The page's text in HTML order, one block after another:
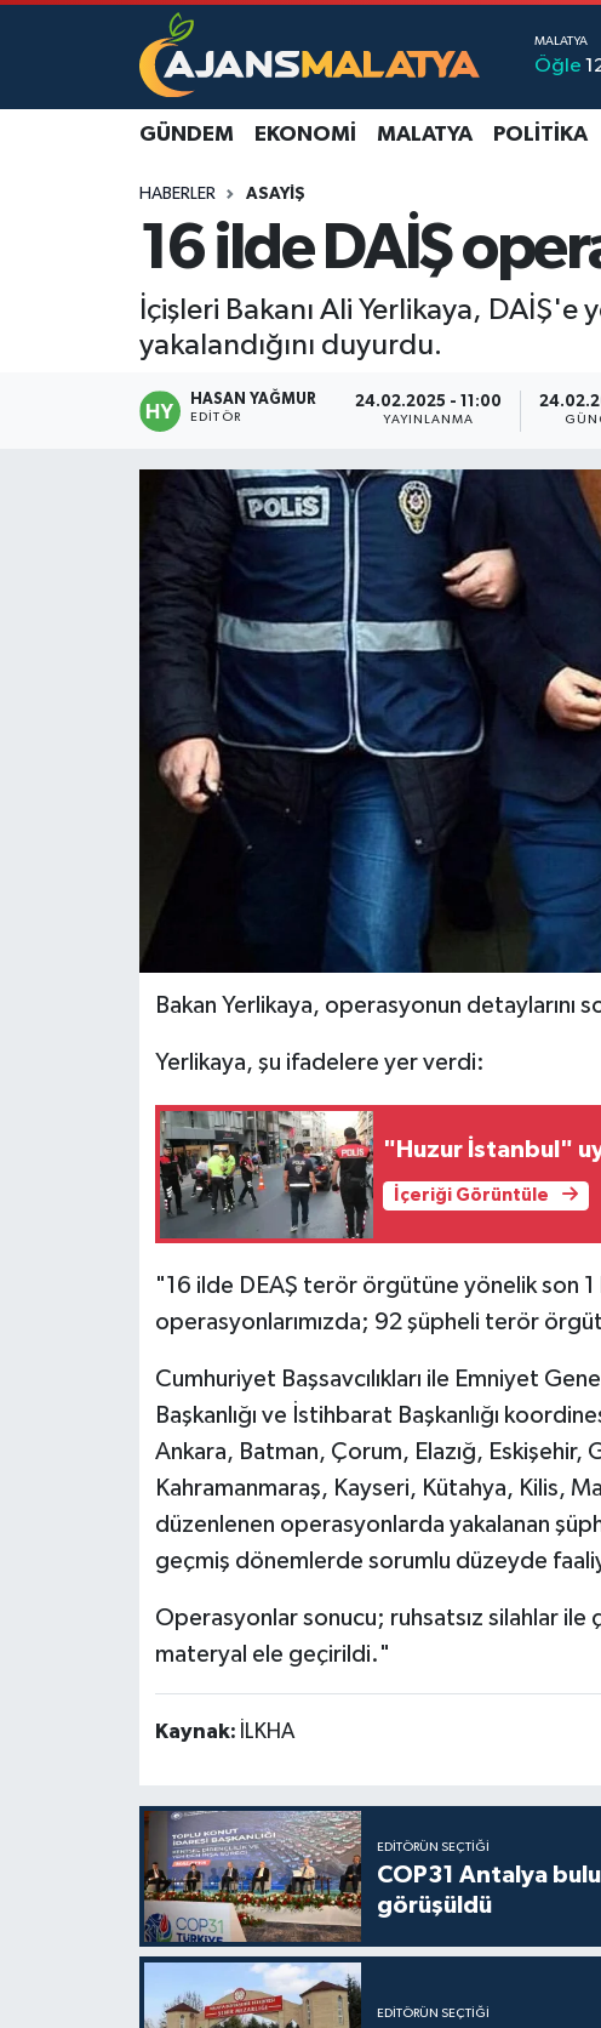
Öğle
GÜNDEM EKONOMI MALATYA POLITIKA
HABERLER ASAYIŞ
16 ilde DAİŞ
İçişleri Bakanı Ali Yerlikaya,
yakalandığını duyurdu.
HASAN YAĞMUR
EDITÖR
24.02.2025 - 11:00
YAYINLANMA
Bakan Yerlikaya, operasyonun detaylarını
Yerlikaya, şu ifadelere yer verdi:
"Huzur İstanbul"
İçeriği Görüntüle
"16 ilde DEAŞ terör örgütüne yönelik son
operasyonlarımızda; 92 şüpheli terör
Cumhuriyet Başsavcılıkları ile Emniyet
Başkanlığı ve İstihbarat Başkanlığı
Ankara, Batman, Çorum, Elazığ,
Kahramanmaraş, Kayseri, Kütahya, Kilis,
düzenlenen operasyonlarda yakalanan
geçmiş dönemlerde sorumlu düzeyde
Operasyonlar sonucu; ruhsatsız silahlar ile
materyal ele geçirildi."
Kaynak: İLKHA
EDITÖRÜN SEÇTIĞI
COP31 Antalya
görüşüldü
EDITÖRÜN SEÇTIĞI
Gündem
Malatya Nöbetçi Eczaneler
TFF 3.Lig 2.Grup Puan Durumu ve Fikstür
Tüm Manşetler
Haber Arşivi